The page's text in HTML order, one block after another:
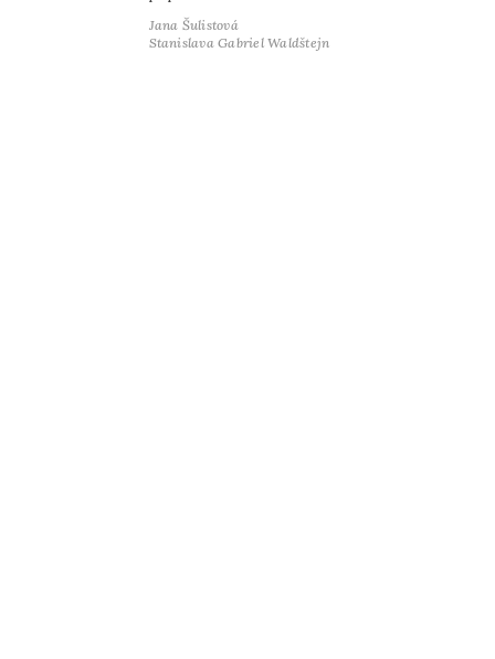
Jana Šulistová
Stanislava Gabriel Waldštejn